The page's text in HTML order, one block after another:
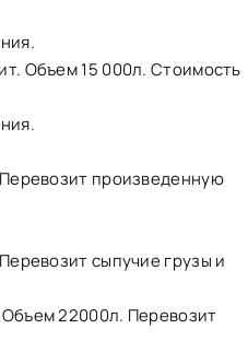
Объем 15 000л. Стоимость
произведенную
сыпучие грузы и
22000л. Перевозит